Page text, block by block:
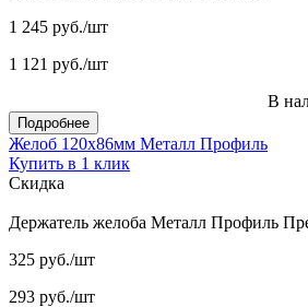
1 245 руб./шт
1 121 руб./шт
В
Подробнее
Желоб 120x86мм Металл Профиль
Купить в 1 клик
Скидка
Держатель желоба Металл Профиль
325 руб./шт
293 руб./шт